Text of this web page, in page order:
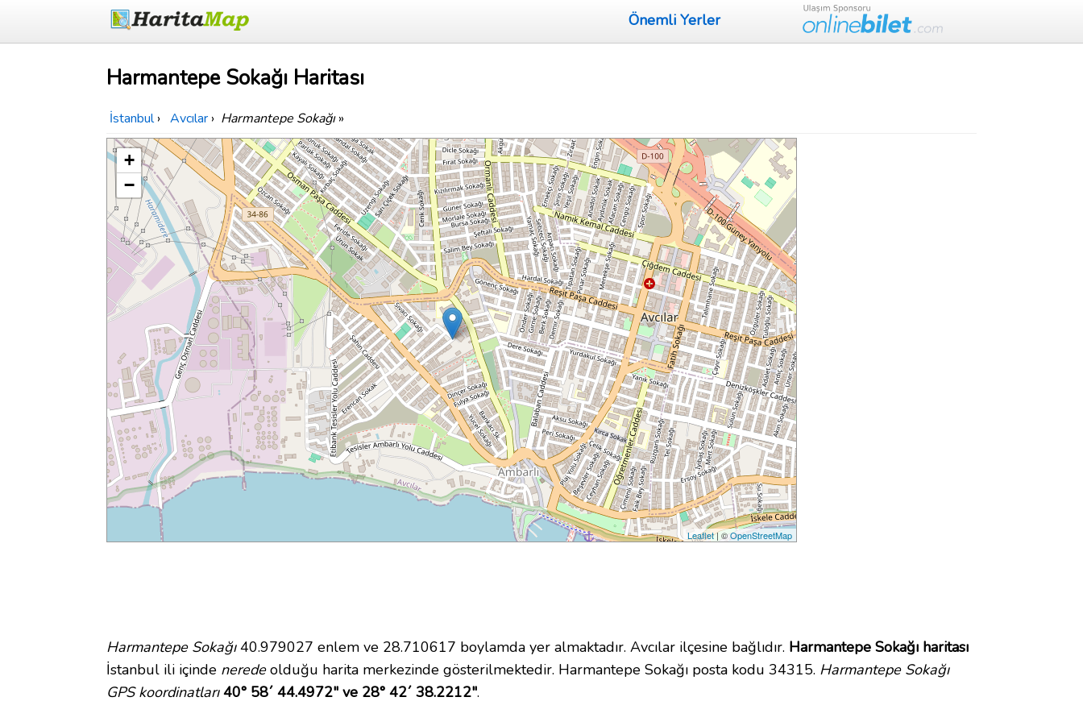
Önemli Yerler
Harmantepe Sokağı Haritası
İstanbul › Avcılar › Harmantepe Sokağı»
+
−
Leaflet| ©OpenStreetMap
Harmantepe Sokağı40.979027 enlem ve 28.710617 boylamda yer almaktadır. Avcılar ilçesine bağlıdır. Harmantepe Sokağı haritası
İstanbul ili içinde neredeolduğu harita merkezinde gösterilmektedir. Harmantepe Sokağı posta kodu 34315. Harmantepe Sokağı
GPS koordinatları 40° 58´ 44.4972" ve 28° 42´ 38.2212".